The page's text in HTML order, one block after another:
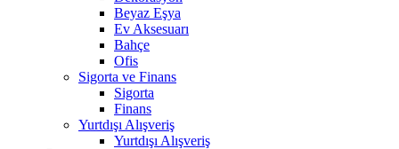
Beyaz Eşya
Ev Aksesuarı
Bahçe
Ofis
Sigorta ve Finans
Sigorta
Finans
Yurtdışı Alışveriş
Yurtdışı Alışveriş